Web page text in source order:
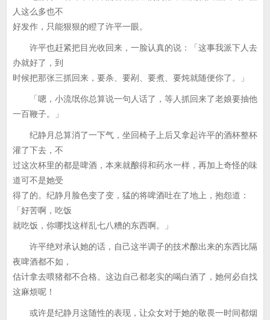
人这么多也不
好发作，只能狠狠的瞪了许平一眼。
许平也赶紧把目光收回来，一脸认真的说：「这事我派下人去
办就好了，到
时候把那张三抓回来，要杀、要剐、要煮、要炖就随便你了。」
「嗯，小流氓你总算说一句人话了，等人抓回来了老娘要抽他
一百鞭子。」
纪静月总算消了一下气，坐回椅子上后又拿起许平的酒杯整杯
灌了下去，不
过这次杯里的都是啤酒，本来就酿得和药水一样，再加上奇怪的味
道可不是她受
得了的。纪静月脸色变了变，猛的将啤酒吐在了地上，抱怨道：
「好苦啊，吃饭
就吃饭，你哪找这样乱七八糟的东西啊。」
许平绝对承认她的话，自己这半调子的技术酿出来的东西比隔
夜啤酒都不如，
估计拿去喂猪都不合格。这边自己都老实的喝白酒了，她何必自找
这麻烦呢！
或许是纪静月这随性的表现，让众女对于她的敬畏一时间都烟